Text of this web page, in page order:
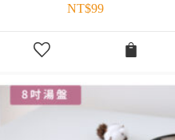
NT$99